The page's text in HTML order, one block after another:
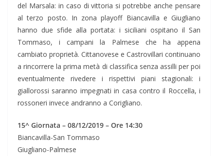
del Marsala: in caso di vittoria si potrebbe anche pensare
al terzo posto. In zona playoff Biancavilla e Giugliano
hanno due sfide alla portata: i siciliani ospitano il San
Tommaso, i campani la Palmese che ha appena
cambiato proprietà. Cittanovese e Castrovillari continuano
a rincorrere la prima metà di classifica senza assilli per poi
eventualmente rivedere i rispettivi piani stagionali: i
giallorossi saranno impegnati in casa contro il Roccella, i
rossoneri invece andranno a Corigliano.
15^ Giornata – 08/12/2019 – Ore 14:30
Biancavilla-San Tommaso
Giugliano-Palmese